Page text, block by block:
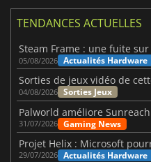
TENDANCES ACTUELLES
05/08/2026 Actualités Hardware
04/08/2026 Sorties Jeux
Palworld améliore
31/07/2026 Gaming News
Projet Helix : Microsoft
29/07/2026 Actualités Hardware